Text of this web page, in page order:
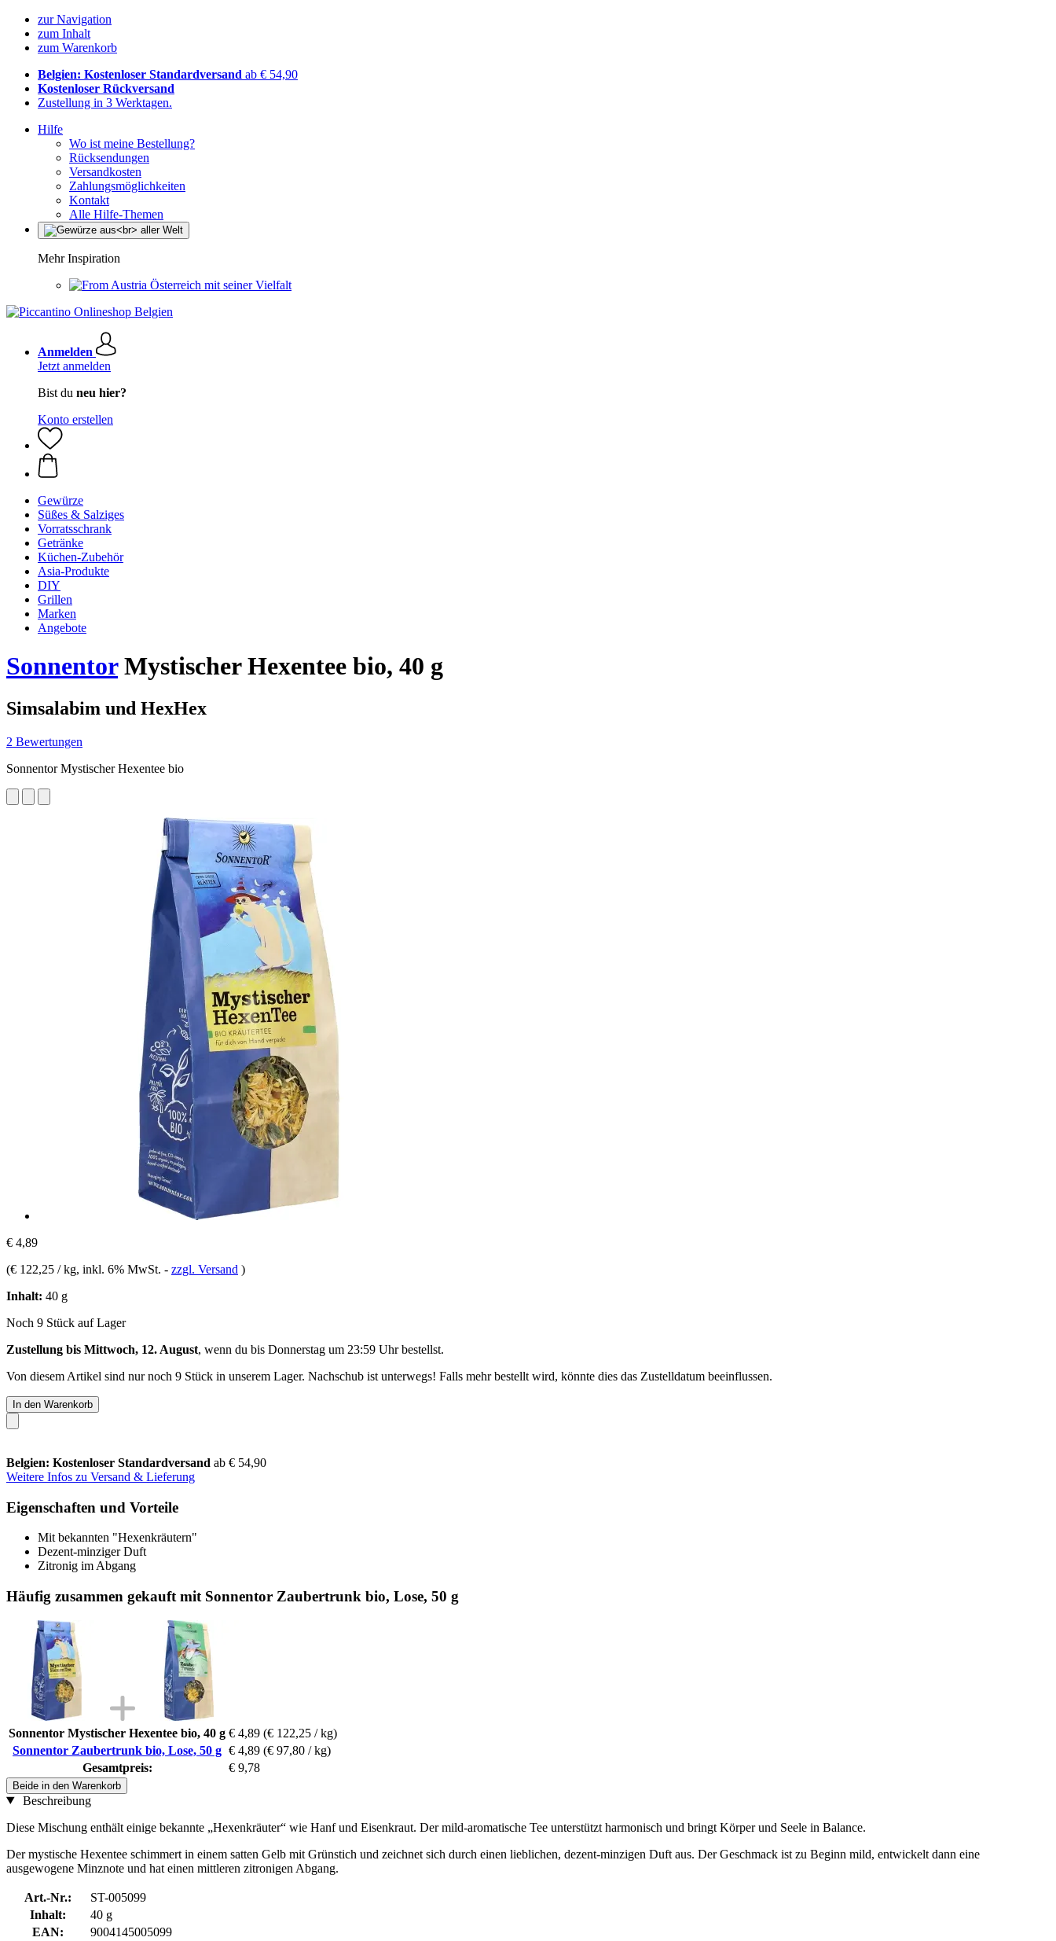
zur Navigation
zum Inhalt
zum Warenkorb
Belgien: Kostenloser Standardversand ab € 54,90
Kostenloser Rückversand
Zustellung in 3 Werktagen.
Hilfe
Wo ist meine Bestellung?
Rücksendungen
Versandkosten
Zahlungsmöglichkeiten
Kontakt
Alle Hilfe-Themen
Mehr Inspiration
Österreich mit seiner Vielfalt
Anmelden
Jetzt anmelden
Bist du neu hier?
Konto erstellen
Gewürze
Süßes & Salziges
Vorratsschrank
Getränke
Küchen-Zubehör
Asia-Produkte
DIY
Grillen
Marken
Angebote
SonnentorMystischer Hexentee bio, 40 g
Simsalabim und HexHex
2 Bewertungen
Sonnentor Mystischer Hexentee bio
€ 4,89
(€ 122,25 / kg, inkl. 6% MwSt. - zzgl. Versand )
Inhalt: 40 g
Noch 9 Stück auf Lager
Zustellung bis Mittwoch, 12. August, wenn du bis Donnerstag um 23:59 Uhrbestellst.
Von diesem Artikel sind nur noch 9 Stück in unserem Lager. Nachschub ist unterwegs! Falls mehr bestellt wird, könnte dies das Zustelldatum beeinflussen.
In den Warenkorb
Belgien: Kostenloser Standardversand ab € 54,90
Weitere Infos zu Versand & Lieferung
Eigenschaften und Vorteile
Mit bekannten "Hexenkräutern"
Dezent-minziger Duft
Zitronig im Abgang
Häufig zusammen gekauft mit Sonnentor Zaubertrunk bio, Lose, 50 g
Sonnentor Mystischer Hexentee bio, 40 g € 4,89 (€ 122,25 / kg)
Sonnentor Zaubertrunk bio, Lose, 50 g € 4,89 (€ 97,80 / kg)
Gesamtpreis:
€ 9,78
Beide in den Warenkorb
Beschreibung
Diese Mischung enthält einige bekannte „Hexenkräuter“ wie Hanf und Eisenkraut. Der mild-aromatische Tee unterstützt harmonisch und bringt Körper und Seele in Balance.
Der mystische Hexentee schimmert in einem satten Gelb mit Grünstich und zeichnet sich durch einen lieblichen, dezent-minzigen Duft aus. Der Geschmack ist zu Beginn mild, entwickelt dann eine
ausgewogene Minznote und hat einen mittleren zitronigen Abgang.
Art.-Nr.:
ST-005099
Inhalt:
40 g
EAN:
9004145005099